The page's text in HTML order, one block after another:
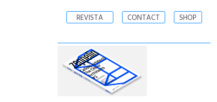
REVISTA CONTACT SHOP